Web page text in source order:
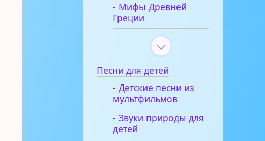
- Мифы Древней
Греции
Песни для детей
- Детские песни из
мультфильмов
- Звуки природы для
детей